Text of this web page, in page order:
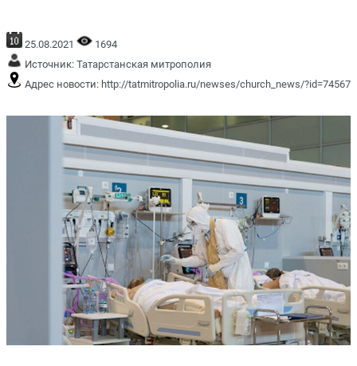
25.08.2021
1694
Источник: Татарстанская митрополия
Адрес новости: http://tatmitropolia.ru/newses/church_news/?id=74567